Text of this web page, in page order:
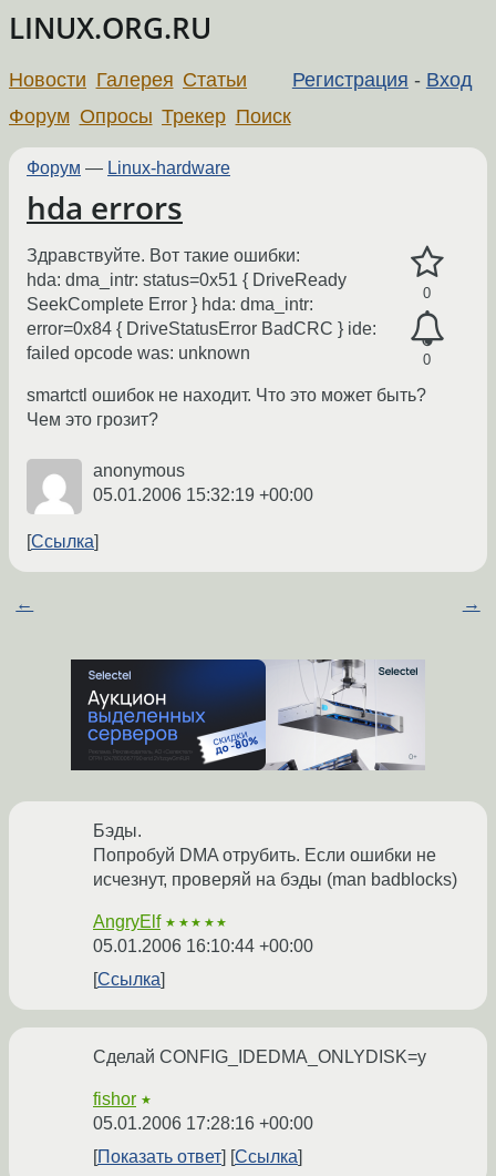
LINUX.ORG.RU
Регистрация - Вход
Новости Галерея Статьи
Форум Опросы Трекер Поиск
Форум — Linux-hardware
hda errors
0
0
Здравствуйте. Вот такие ошибки:
hda: dma_intr: status=0x51 { DriveReady
SeekComplete Error } hda: dma_intr:
error=0x84 { DriveStatusError BadCRC } ide:
failed opcode was: unknown
smartctl ошибок не находит. Что это может быть?
Чем это грозит?
anonymous
05.01.2006 15:32:19 +00:00
Ссылка
← →
Бэды.
Попробуй DMA отрубить. Если ошибки не
исчезнут, проверяй на бэды (man badblocks)
AngryElf ★★★★★
05.01.2006 16:10:44 +00:00
Ссылка
Сделай CONFIG_IDEDMA_ONLYDISK=y
fishor ★
05.01.2006 17:28:16 +00:00
Показать ответ
Ссылка